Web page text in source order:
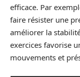
efficace. Par
faire résister une
améliorer la
exercices favorise
mouvements et